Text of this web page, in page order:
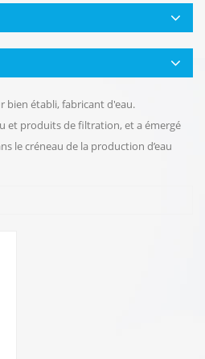
bien établi, fabricant d'eau.
et produits de filtration, et a émergé
le créneau de la production d’eau